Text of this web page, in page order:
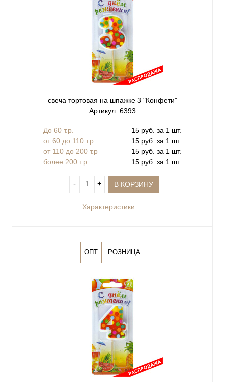
свеча тортовая на шпажке 3 "Конфети"
Артикул: 6393
До 60 т.р.
15 руб. за 1 шт.
от 60 до 110 т.р.
15 руб. за 1 шт.
от 110 до 200 т.р
15 руб. за 1 шт.
более 200 т.р.
15 руб. за 1 шт.
‐ + В КОРЗИНУ
Характеристики ...
ОПТ РОЗНИЦА